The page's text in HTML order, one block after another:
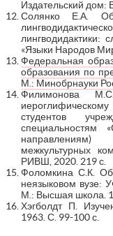
Издательский дом:
Солянко Е.А.
«Языки Народов
Федеральная
образования по
М.: Минобрнауки
Филимонова
студентов
специальностям
межкультурных
РИВШ, 2020. 219 с.
Фоломкина С.К.
неязыковом вузе:
М.: Высшая школа.
Хэгболдт П.
1963. С. 99-100 с.